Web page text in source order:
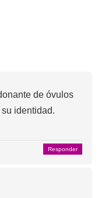
de óvulos
identidad.
Responder